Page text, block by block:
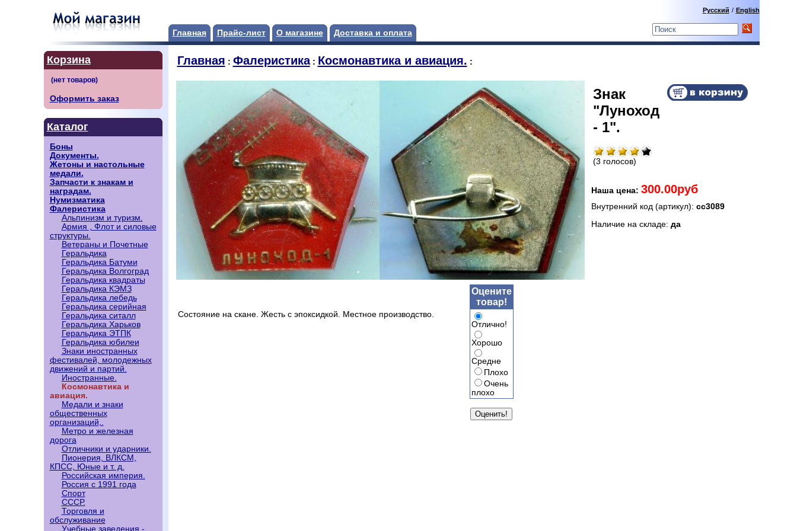
Главная Прайс-лист О магазине Доставка и оплата
Русский / English
Корзина
Оформить заказ
Каталог
Боны
Документы.
Жетоны и настольные
медали.
Запчасти к знакам и
наградам.
Нумизматика
Фалеристика
Альпинизм и туризм.
Армия , Флот и силовые
структуры.
Ветераны и Почетные
Геральдика
Геральдика Батуми
Геральдика Волгоград
Геральдика квадраты
Геральдика КЭМЗ
Геральдика лебедь
Геральдика серийная
Геральдика ситалл
Геральдика Харьков
Геральдика ЭТПК
Геральдика юбилеи
Знаки иностранных
фестивалей, молодежных
движений и партий.
Иностранные.
Космонавтика и
авиация.
Медали и знаки
общественных
организаций,.
Метро и железная
дорога
Отличники и ударники.
Пионерия, ВЛКСМ,
КПСС, Юные и т. д.
Российская империя.
Россия с 1991 года
Спорт
СССР.
Торговля и
обслуживание
Учебные заведения -
Главная : Фалеристика: Космонавтика и авиация. :
Знак
"Луноход
- 1".
(3 голосов)
Наша цена: 300.00руб
Внутренний код (артикул): сс3089
Наличие на складе: да
Состояние на скане. Жесть с эпоксидкой. Местное производство.
Оцените
товар!
Отлично!
Хорошо
Средне
Плохо
Очень
плохо